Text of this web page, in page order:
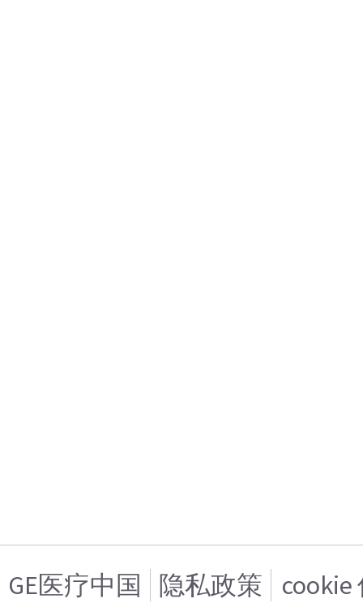
GE医疗中国 隐私政策 cookie